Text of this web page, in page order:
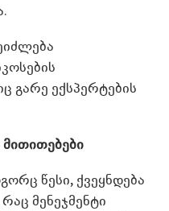
გარე ექსპერტების
წესი, ქვეყნდება
მენეჯმენტი